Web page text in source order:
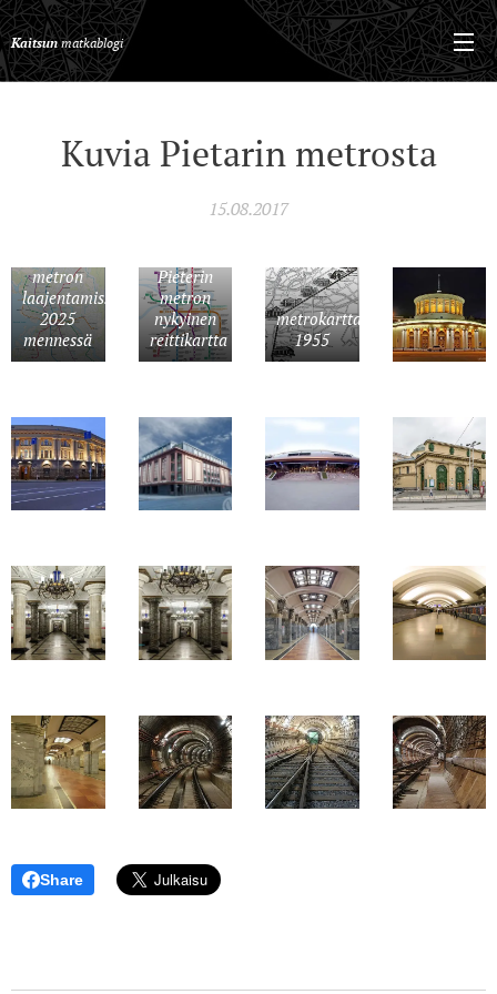
Kaitsunmatkablogi
Kuvia Pietarin metrosta
15.08.2017
metron
laajentamissuunnitelma
2025
mennessä
Pieterin
metron
nykyinen
reittikartta
metrokartta
1955
Share